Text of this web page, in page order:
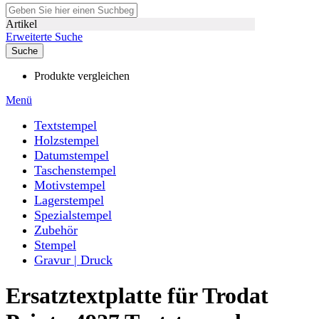
Artikel
Erweiterte Suche
Suche
Produkte vergleichen
Menü
Textstempel
Holzstempel
Datumstempel
Taschenstempel
Motivstempel
Lagerstempel
Spezialstempel
Zubehör
Stempel
Gravur | Druck
Ersatztextplatte für Trodat